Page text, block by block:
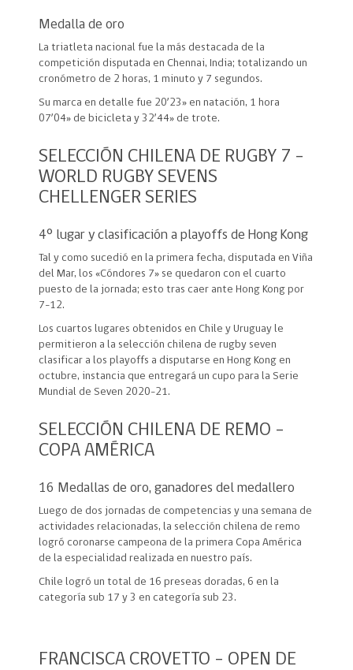
Medalla de oro
La triatleta nacional fue la más destacada de la
competición disputada en Chennai, India; totalizando un
cronómetro de 2 horas, 1 minuto y 7 segundos.
Su marca en detalle fue 20’23» en natación, 1 hora
07’04» de bicicleta y 32’44» de trote.
SELECCIÓN CHILENA DE RUGBY 7 –
WORLD RUGBY SEVENS
CHELLENGER SERIES
4° lugar y clasificación a playoffs de Hong Kong
Tal y como sucedió en la primera fecha, disputada en Viña
del Mar, los «Cóndores 7» se quedaron con el cuarto
puesto de la jornada; esto tras caer ante Hong Kong por
7-12.
Los cuartos lugares obtenidos en Chile y Uruguay le
permitieron a la selección chilena de rugby seven
clasificar a los playoffs a disputarse en Hong Kong en
octubre, instancia que entregará un cupo para la Serie
Mundial de Seven 2020-21.
SELECCIÓN CHILENA DE REMO –
COPA AMÉRICA
16 Medallas de oro, ganadores del medallero
Luego de dos jornadas de competencias y una semana de
actividades relacionadas, la selección chilena de remo
logró coronarse campeona de la primera Copa América
de la especialidad realizada en nuestro país.
Chile logró un total de 16 preseas doradas, 6 en la
categoría sub 17 y 3 en categoría sub 23.
FRANCISCA CROVETTO – OPEN DE